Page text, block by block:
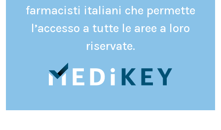
farmacisti italiani che permette
l’accesso a tutte le aree a loro
riservate.